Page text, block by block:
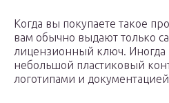
Когда вы покупаете такое
вам обычно выдают только
лицензионный ключ. Иногда
небольшой пластиковый
логотипами и